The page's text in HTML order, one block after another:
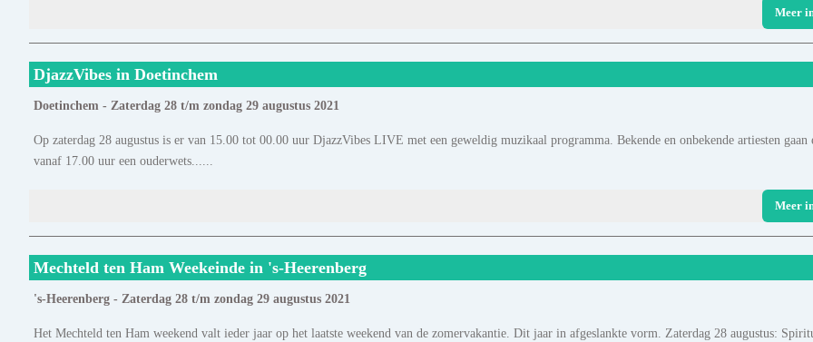
Meer
DjazzVibes in Doetinchem
Doetinchem - Zaterdag 28 t/m zondag 29 augustus 2021
Op zaterdag 28 augustus is er van 15.00 tot 00.00 uur DjazzVibes LIVE met een geweldig muzikaal programma. Bekende en onbekende artiesten gaan
vanaf 17.00 uur een ouderwets......
Meer
Mechteld ten Ham Weekeinde in 's-Heerenberg
's-Heerenberg - Zaterdag 28 t/m zondag 29 augustus 2021
Het Mechteld ten Ham weekend valt ieder jaar op het laatste weekend van de zomervakantie. Dit jaar in afgeslankte vorm. Zaterdag 28 augustus: